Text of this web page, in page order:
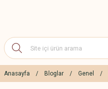
Anasayfa Bloglar Genel